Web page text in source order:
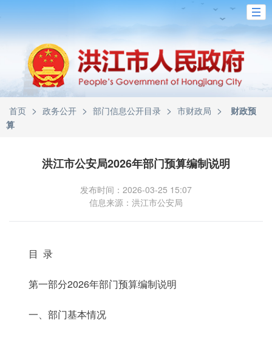
首页 > 政务公开 > 部门信息公开目录 > 市财政局 >
财政预
算
洪江市公安局2026年部门预算编制说明
发布时间：2026-03-25 15:07
信息来源：洪江市公安局
目 录
第一部分2026年部门预算编制说明
一、部门基本情况